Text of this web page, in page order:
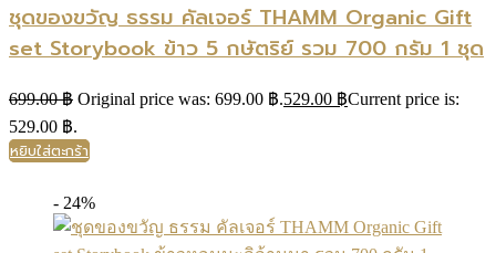
ชุดของขวัญ ธรรม คัลเจอร์ THAMM Organic Gift
set Storybook ข้าว 5 กษัตริย์ รวม 700 กรัม 1 ชุด
699.00฿ Original price was: 699.00 ฿.529.00 ฿Current price is:
529.00 ฿.
หยิบใส่ตะกร้า
- 24%